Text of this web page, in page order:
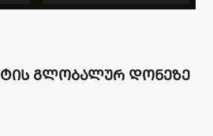
ᲒᲚᲝᲑᲐᲚᲣᲠ ᲓᲝᲜᲔᲖᲔ